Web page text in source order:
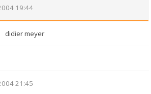
19:44
didier meyer
21:45